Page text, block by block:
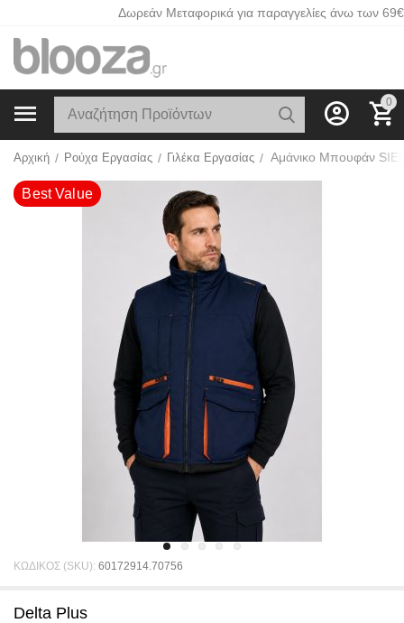
Δωρεάν Μεταφορικά για παραγγελίες άνω των 69€
0
Αρχική / Ρούχα Εργασίας / Γιλέκα Εργασίας /
ΚΩΔΙΚΟΣ (SKU): 60172914.70756
Delta Plus